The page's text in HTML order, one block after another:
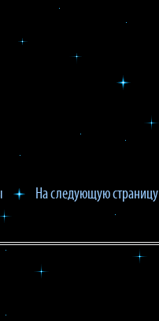
На следующую страницу